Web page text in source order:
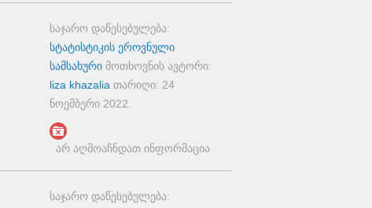
საჯარო დაწესებულება:
სტატისტიკის ეროვნული
სამსახურიმოთხოვნის ავტორი:
liza khazalia თარიღი: 24
ნოემბერი 2022
არ აღმოაჩნდათ ინფორმაცია
საჯარო დაწესებულება: